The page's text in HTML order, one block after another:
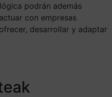
podrán además
con empresas
desarrollar y adaptar